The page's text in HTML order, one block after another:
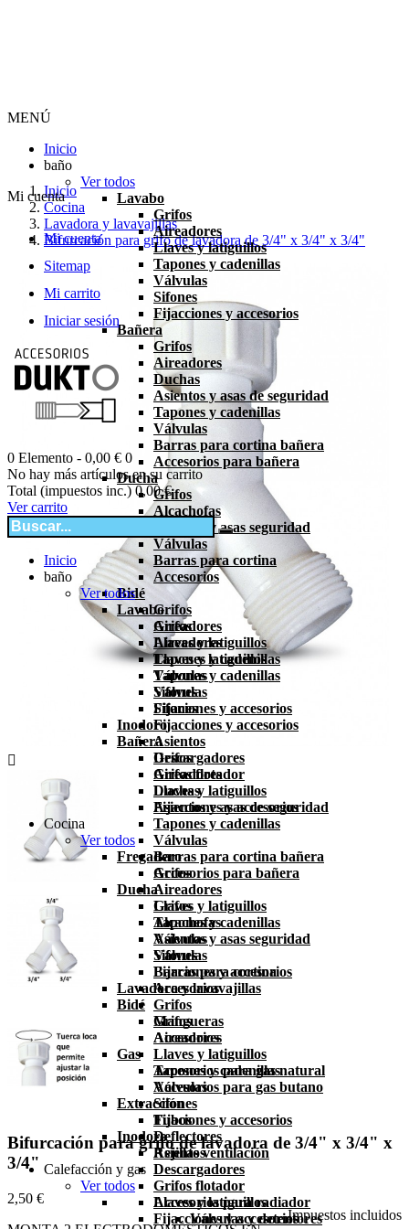
Mi cuenta
Mi cuenta
Sitemap
Mi carrito
Iniciar sesión
0 Elemento - 0,00 € 0
No hay más artículos en su carrito
Total (impuestos inc.) 0,00 €
Ver carrito
Inicio
baño
Ver todos
Lavabo
Grifos
Aireadores
Llaves y latiguillos
Tapones y cadenillas
Válvulas
Sifones
Fijacciones y accesorios
Bañera
Grifos
Aireadores
Duchas
Asientos y asas de seguridad
Tapones y cadenillas
Válvulas
Barras para cortina bañera
Accesorios para bañera
Ducha
Grifos
Alcachofas
Asientos y asas seguridad
Válvulas
Barras para cortina
Accesorios
Bidé
Grifos
Aireadores
Llaves y latiguillos
Tapones y cadenillas
Válvulas
Sifones
Fijaciones y accesorios
Inodoro
Asientos
Descargadores
Grifos flotador
Llaves y latiguillos
Fijacciones y accesorios
MENÚ
Inicio
baño
Ver todos
Lavabo
Grifos
Aireadores
Llaves y latiguillos
Tapones y cadenillas
Válvulas
Sifones
Fijacciones y accesorios
Bañera
Grifos
Aireadores
Duchas
Asientos y asas de seguridad
Tapones y cadenillas
Válvulas
Barras para cortina bañera
Accesorios para bañera
Ducha
Grifos
Alcachofas
Asientos y asas seguridad
Válvulas
Barras para cortina
Accesorios
Bidé
Grifos
Aireadores
Llaves y latiguillos
Tapones y cadenillas
Válvulas
Sifones
Fijaciones y accesorios
Inodoro
Asientos
Descargadores
Grifos flotador
Llaves y latiguillos
Fijacciones y accesorios
Cocina
Ver todos
Fregadero
Grifos
Aireadores
Llaves y latiguillos
Tapones y cadenillas
Válvulas
Sifones
Fijaciones y accesorios
Lavadora y lavavajillas
Grifos
Mangueras
Accesorios
Gas
Accesorios para gas natural
Accesorios para gas butano
Extracción
Tubos
Deflectores
Rejillas ventilación
Calefacción y gas
Ver todos
Accesorios para radiador
Válvulas y detentores
Inicio
Cocina
Lavadora y lavavajillas
Bifurcación para grifo de lavadora de 3/4" x 3/4" x 3/4"

Bifurcación para grifo de lavadora de 3/4" x 3/4" x
3/4"
2,50 €
Impuestos incluidos